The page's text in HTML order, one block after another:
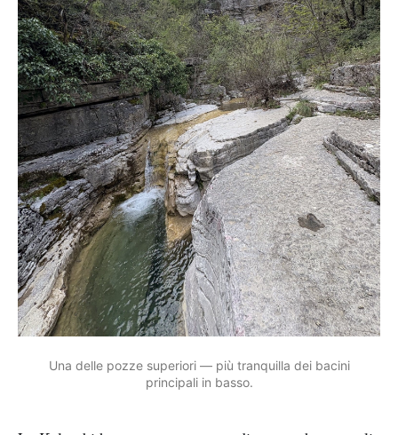
Una delle pozze superiori — più tranquilla dei bacini
principali in basso.